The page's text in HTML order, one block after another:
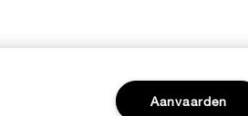
Aanvaarden